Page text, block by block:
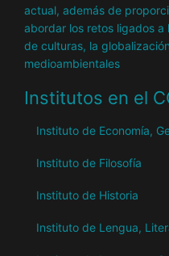
actual, además de
abordar los retos ligados
de culturas, la
medioambientales
Institutos en el
Instituto de Economía,
Instituto de Filosofía
Instituto de Historia
Instituto de Lengua,